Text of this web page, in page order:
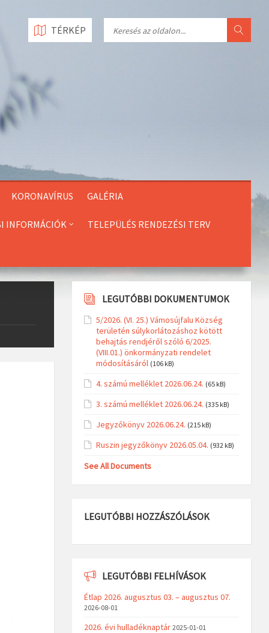
KORONAVÍRUS GALÉRIA
INFORMÁCIÓK TELEPÜLÉS RENDEZÉSI TERV
TÉRKÉP
LEGUTÓBBI DOKUMENTUMOK
5/2026. (VI. 25.) Vámosújfalu Község
területén súlykorlátozáshoz kötött
behajtás rendjéről szóló 6/2025.
(VIII.01.) önkormányzati rendelet
módosításáról (106 kB)
4. számú melléklet 2026.06.24. (65 kB)
3. számú melléklet 2026.06.24. (335 kB)
Jegyzőkönyv 2026.06.24. (215 kB)
Ruszin jegyzőkönyv 2026.05.04. (932 kB)
See All Documents
LEGUTÓBBI HOZZÁSZÓLÁSOK
LEGUTÓBBI FELHÍVÁSOK
Étlap 2026. augusztus 03. – augusztus 07.
2026-08-01
2026. évi hulladéknaptár 2025-01-01